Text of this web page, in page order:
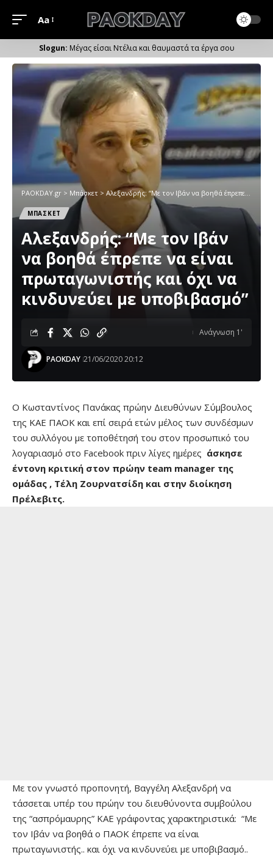
Μέγεθος
Γραμματοσειράς
Aa
Μέγας είσαι Ντέλια και θαυμαστά τα έργα σου
PAOKDAY.gr > Μπάσκετ > Aλεξανδρής: “Με τον Ιβάν να βοηθά έπρεπε να είναι πρωταγωνιστής και όχι να κινδυνεύει με υποβιβασμό”
ΜΠΑΣΚΕΤ
Aλεξανδρής: “Με τον Ιβάν
να βοηθά έπρεπε να είναι
πρωταγωνιστής και όχι να
κινδυνεύει με υποβιβασμό”
PAOKDAY 21/06/2020 20:12
Ανάγνωση 1'
Ο Kωσταντίνος Πανάκας πρώην Διευθύνων Σύμβουλος
της ΚΑΕ ΠΑΟΚ και επί σειρά ετών μέλος των συνδέσμων
του συλλόγου με τοποθέτησή του στον προσωπικό του
λογαριασμό στο Facebook πριν λίγες ημέρες άσκησε
έντονη κριτική στον πρώην team manager της
ομάδας , Τέλη Ζουρνατσίδη και στην διοίκηση
Πρέλεβιτς.
Με τον γνωστό προπονητή, Βαγγέλη Αλεξανδρή να
τάσσεται υπέρ του πρώην του διευθύνοντα συμβούλου
της “ασπρόμαυρης” ΚΑΕ γράφοντας χαρακτηριστικά: “Με
τον Ιβάν να βοηθά ο ΠΑΟΚ έπρεπε να είναι
πρωταγωνιστής.. και όχι να κινδυνεύει με υποβιβασμό..